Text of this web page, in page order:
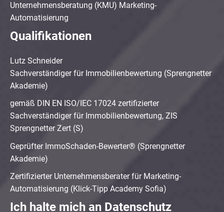
Unternehmensberatung (KMU) Marketing-
Automatisierung
Qualifikationen
Lutz Schneider
Sachverständiger für Immobilienbewertung (Sprengnetter
Akademie)
gemäß DIN EN ISO/IEC 17024 zertifizierter
Sachverständiger für Immobilienbewertung, ZIS
Sprengnetter Zert (S)
Geprüfter ImmoSchaden-Bewerter® (Sprengnetter
Akademie)
Zertifizierter Unternehmensberater für Marketing-
Automatisierung (Klick-Tipp Academy Sofia)
Ich halte mich an Datenschutz